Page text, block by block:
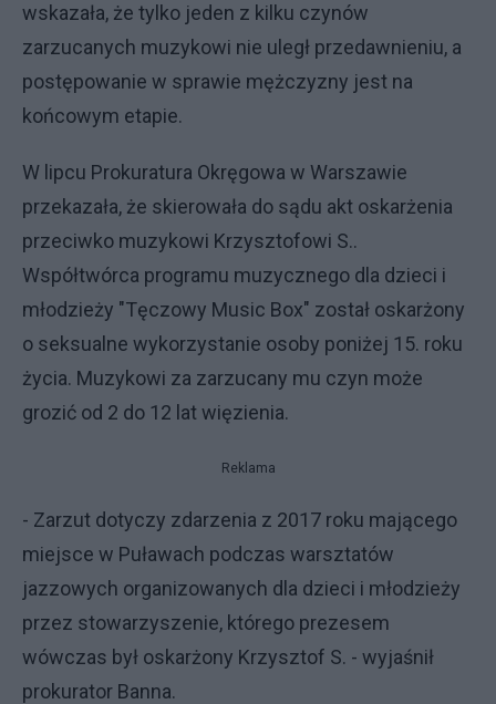
wskazała, że tylko jeden z kilku czynów
zarzucanych muzykowi nie uległ przedawnieniu, a
postępowanie w sprawie mężczyzny jest na
końcowym etapie.
W lipcu Prokuratura Okręgowa w Warszawie
przekazała, że skierowała do sądu akt oskarżenia
przeciwko muzykowi Krzysztofowi S..
Współtwórca programu muzycznego dla dzieci i
młodzieży "Tęczowy Music Box" został oskarżony
o seksualne wykorzystanie osoby poniżej 15. roku
życia. Muzykowi za zarzucany mu czyn może
grozić od 2 do 12 lat więzienia.
Reklama
- Zarzut dotyczy zdarzenia z 2017 roku mającego
miejsce w Puławach podczas warsztatów
jazzowych organizowanych dla dzieci i młodzieży
przez stowarzyszenie, którego prezesem
wówczas był oskarżony Krzysztof S. - wyjaśnił
prokurator Banna.